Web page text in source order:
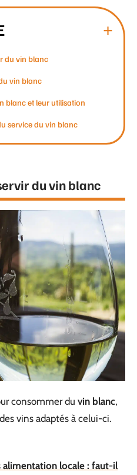
du vin blanc
vin blanc
blanc et leur utilisation
service du vin blanc
du vin blanc
consommer du vin blanc,
vins adaptés à celui-ci.
alimentation locale : faut-il